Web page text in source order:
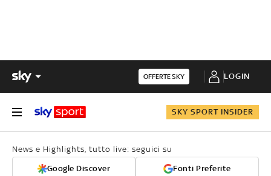
OFFERTE SKY LOGIN
SKY SPORT INSIDER
News e Highlights, tutto live: seguici su
Google Discover Fonti Preferite